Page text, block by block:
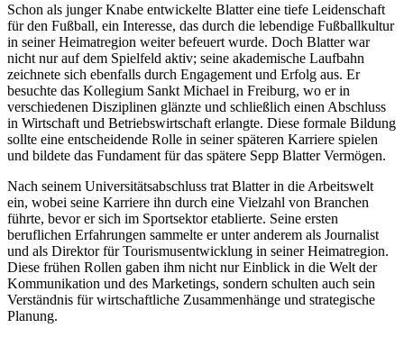
Schon als junger Knabe entwickelte Blatter eine tiefe Leidenschaft
für den Fußball, ein Interesse, das durch die lebendige Fußballkultur
in seiner Heimatregion weiter befeuert wurde. Doch Blatter war
nicht nur auf dem Spielfeld aktiv; seine akademische Laufbahn
zeichnete sich ebenfalls durch Engagement und Erfolg aus. Er
besuchte das Kollegium Sankt Michael in Freiburg, wo er in
verschiedenen Disziplinen glänzte und schließlich einen Abschluss
in Wirtschaft und Betriebswirtschaft erlangte. Diese formale Bildung
sollte eine entscheidende Rolle in seiner späteren Karriere spielen
und bildete das Fundament für das spätere Sepp Blatter Vermögen.
Nach seinem Universitätsabschluss trat Blatter in die Arbeitswelt
ein, wobei seine Karriere ihn durch eine Vielzahl von Branchen
führte, bevor er sich im Sportsektor etablierte. Seine ersten
beruflichen Erfahrungen sammelte er unter anderem als Journalist
und als Direktor für Tourismusentwicklung in seiner Heimatregion.
Diese frühen Rollen gaben ihm nicht nur Einblick in die Welt der
Kommunikation und des Marketings, sondern schulten auch sein
Verständnis für wirtschaftliche Zusammenhänge und strategische
Planung.